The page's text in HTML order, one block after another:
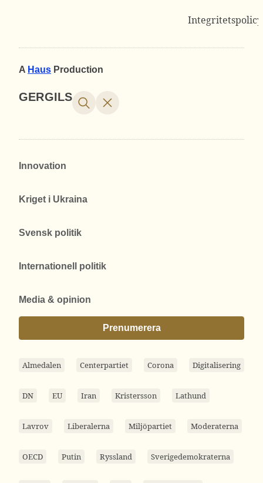
Integritetspolicy
A Haus Production
GERGILS
Innovation
Kriget i Ukraina
Svensk politik
Internationell politik
Media & opinion
Prenumerera
Almedalen Centerpartiet Corona Digitalisering
DN EU Iran Kristersson Lathund
Lavrov Liberalerna Miljöpartiet Moderaterna
OECD Putin Ryssland Sverigedemokraterna